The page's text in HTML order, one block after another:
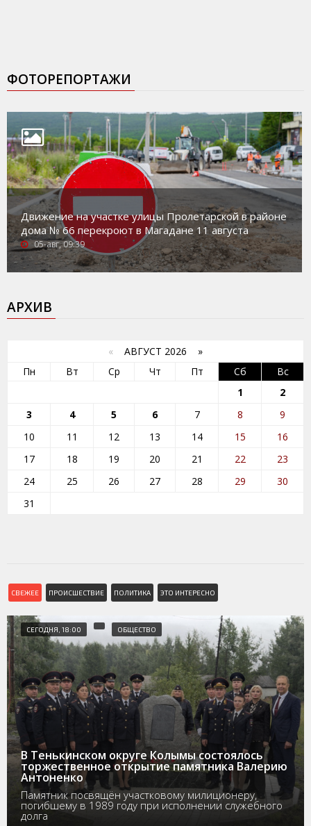
ФОТОРЕПОРТАЖИ
Движение на участке улицы Пролетарской в районе
дома № 66 перекроют в Магадане 11 августа
05-авг, 09:39
АРХИВ
« АВГУСТ 2026 »
Пн
Вт Ср Чт Пт Сб
Вс
1
2
3
4 5 6 7 8
9
10
11 12 13 14 15
16
17
18 19 20 21 22
23
24
25 26 27 28 29
30
31
СВЕЖЕЕ ПРОИСШЕСТВИЕ ПОЛИТИКА ЭТО ИНТЕРЕСНО
СЕГОДНЯ, 18:00 ОБЩЕСТВО
В Тенькинском округе Колымы состоялось
торжественное открытие памятника Валерию
Антоненко
Памятник посвящён участковому милиционеру,
погибшему в 1989 году при исполнении служебного
долга